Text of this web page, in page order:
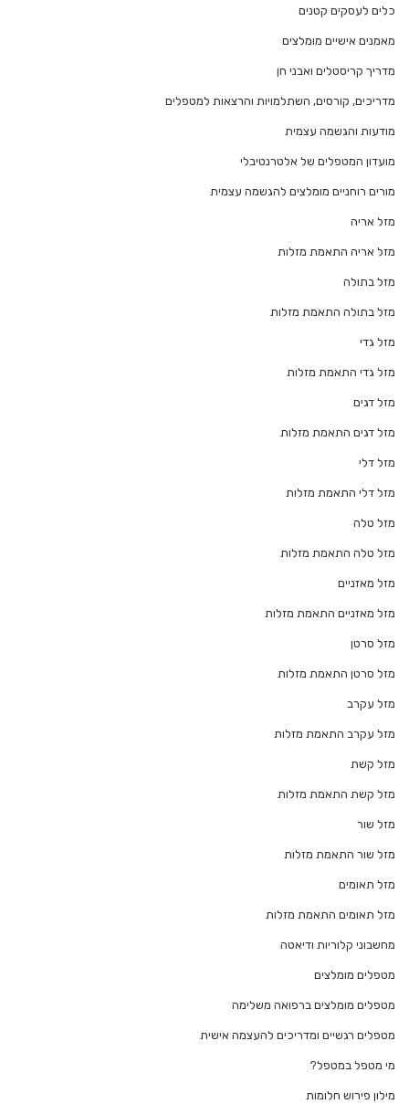
כלים לעסקים קטנים
מאמנים אישיים מומלצים
מדריך קריסטלים ואבני חן
מדריכים, קורסים, השתלמויות והרצאות למטפלים
מודעות והגשמה עצמית
מועדון המטפלים של אלטרנטיבלי
מורים רוחניים מומלצים להגשמה עצמית
מזל אריה
מזל אריה התאמת מזלות
מזל בתולה
מזל בתולה התאמת מזלות
מזל גדי
מזל גדי התאמת מזלות
מזל דגים
מזל דגים התאמת מזלות
מזל דלי
מזל דלי התאמת מזלות
מזל טלה
מזל טלה התאמת מזלות
מזל מאזניים
מזל מאזניים התאמת מזלות
מזל סרטן
מזל סרטן התאמת מזלות
מזל עקרב
מזל עקרב התאמת מזלות
מזל קשת
מזל קשת התאמת מזלות
מזל שור
מזל שור התאמת מזלות
מזל תאומים
מזל תאומים התאמת מזלות
מחשבוני קלוריות ודיאטה
מטפלים מומלצים
מטפלים מומלצים ברפואה משלימה
מטפלים רגשיים ומדריכים להעצמה אישית
מי מטפל במטפל?
מילון פירוש חלומות